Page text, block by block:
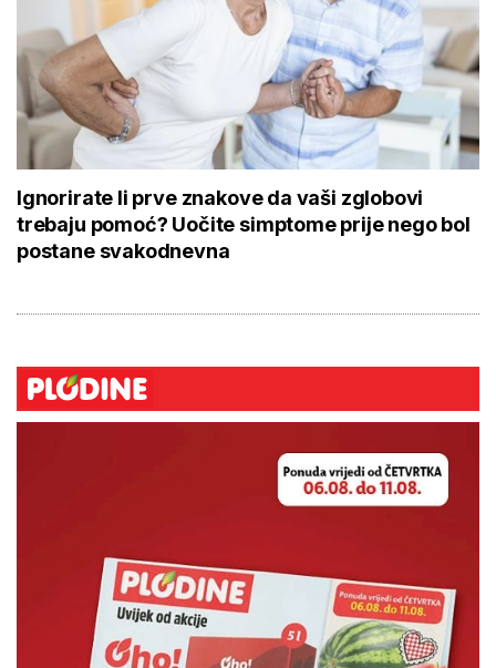
Ignorirate li prve znakove da vaši zglobovi
trebaju pomoć? Uočite simptome prije nego bol
postane svakodnevna